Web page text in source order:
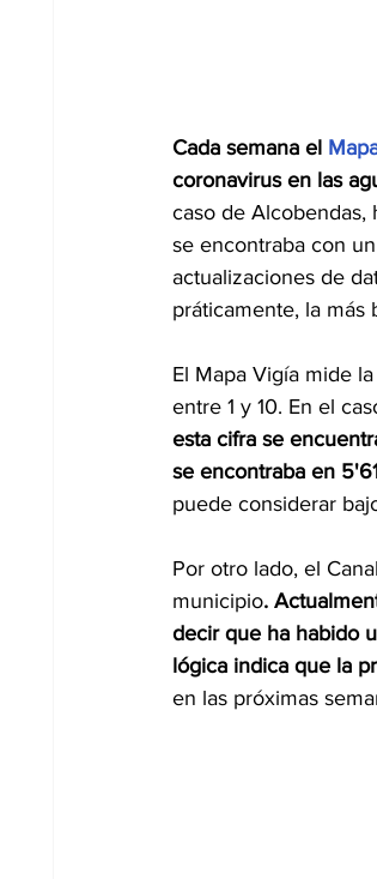
Cada semana el
coronavirus en las
caso de Alcobendas,
se encontraba con
actualizaciones de
práticamente, la más
El Mapa Vigía mide
entre 1 y 10. En el
esta cifra se
se encontraba en
puede considerar
Por otro lado, el
municipio.
decir que ha habido
lógica indica que la
en las próximas